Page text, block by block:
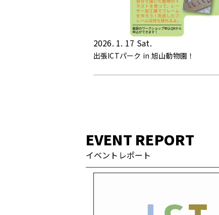
2026. 1. 17 Sat.
出張ICTパーク in 旭山動物園！
EVENT REPORT
イベントレポート